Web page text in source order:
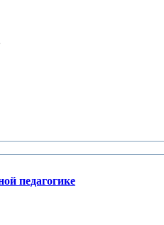
педагогике